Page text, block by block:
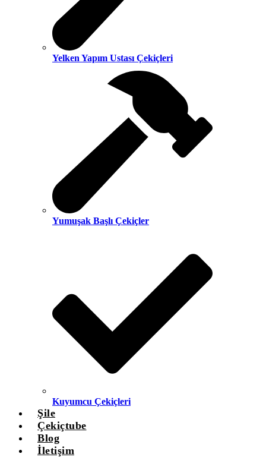
Yelken Yapım Ustası Çekiçleri
Yumuşak Başlı Çekiçler
Kuyumcu Çekiçleri
Şile
Çekiçtube
Blog
İletişim